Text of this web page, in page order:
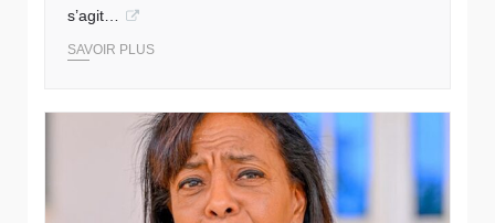
s’agit…
SAVOIR PLUS